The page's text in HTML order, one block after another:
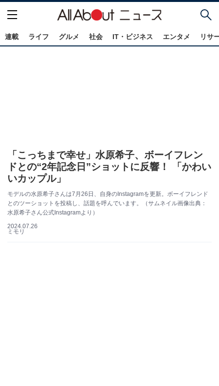
連載 ライフ グルメ 社会 IT・ビジネス エンタメ リサ
「こっちまで幸せ」水原希子、ボーイフレン
ドとの“2年記念日”ショットに反響！ 「かわい
いカップル」
モデルの水原希子さんは7月26日、自身のInstagramを更新。ボーイフレンド
とのツーショットを投稿し、話題を呼んでいます。（サムネイル画像出典：
水原希子さん公式Instagramより）
2024.07.26
ミモリ